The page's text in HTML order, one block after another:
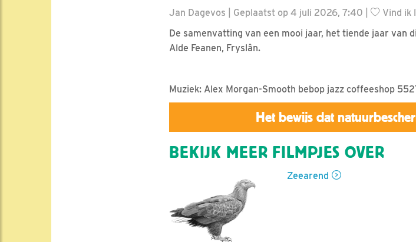
Jan Dagevos | Geplaatst op 4 juli 2026, 7:40 | Vind ik
De samenvatting van een mooi jaar, het tiende jaar van
Alde Feanen, Fryslân.
Muziek: Alex Morgan-Smooth bebop jazz coffeeshop
Het bewijs dat
BEKIJK MEER FILMPJES OVER
Zeearend